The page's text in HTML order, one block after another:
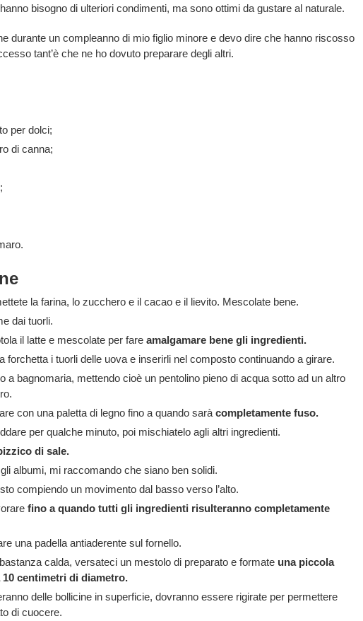
bisogno di ulteriori condimenti, ma sono ottimi da gustare al naturale.
durante un compleanno di mio figlio minore e devo dire che hanno riscosso
tant’è che ne ho dovuto preparare degli altri.
per dolci;
di canna;
la farina, lo zucchero e il cacao e il lievito. Mescolate bene.
dai tuorli.
il latte e mescolate per fare amalgamare bene gli ingredienti.
forchetta i tuorli delle uova e inserirli nel composto continuando a girare.
a bagnomaria, mettendo cioè un pentolino pieno di acqua sotto ad un altro
con una paletta di legno fino a quando sarà completamente fuso.
per qualche minuto, poi mischiatelo agli altri ingredienti.
di sale.
albumi, mi raccomando che siano ben solidi.
compiendo un movimento dal basso verso l’alto.
fino a quando tutti gli ingredienti risulteranno completamente
una padella antiaderente sul fornello.
calda, versateci un mestolo di preparato e formate una piccola
centimetri di diametro.
delle bollicine in superficie, dovranno essere rigirate per permettere
di cuocere.